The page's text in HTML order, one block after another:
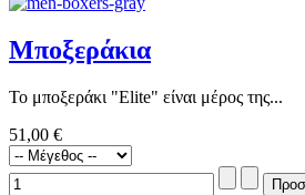
Μποξεράκια
Το μποξεράκι "Elite" είναι μέρος της...
51,00 €